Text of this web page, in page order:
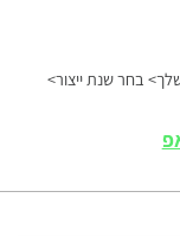
בחר שנת ייצור>